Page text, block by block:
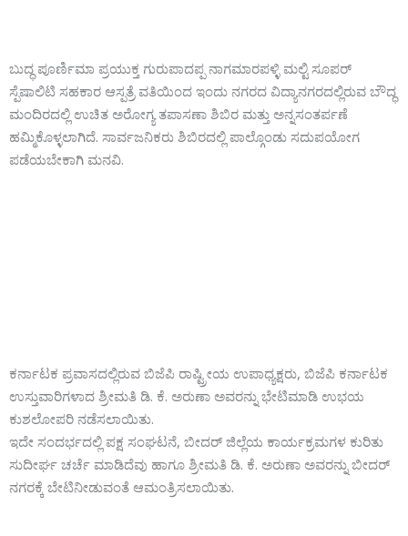
ಬುದ್ಧ ಪೂರ್ಣಿಮಾ ಪ್ರಯುಕ್ತ ಗುರುಪಾದಪ್ಪ ನಾಗಮಾರಪಳ್ಳಿ ಮಲ್ಟಿ ಸೂಪರ್
ಸ್ಪೆಷಾಲಿಟಿ ಸಹಕಾರ ಆಸ್ಪತ್ರೆ ವತಿಯಿಂದ ಇಂದು ನಗರದ ವಿದ್ಯಾನಗರದಲ್ಲಿರುವ ಬೌದ್ಧ
ಮಂದಿರದಲ್ಲಿ ಉಚಿತ ಅರೋಗ್ಯ ತಪಾಸಣಾ ಶಿಬಿರ ಮತ್ತು ಅನ್ನಸಂತರ್ಪಣೆ
ಹಮ್ಮಿಕೊಳ್ಳಲಾಗಿದೆ. ಸಾರ್ವಜನಿಕರು ಶಿಬಿರದಲ್ಲಿ ಪಾಲ್ಗೊಂಡು ಸದುಪಯೋಗ
ಪಡೆಯಬೇಕಾಗಿ ಮನವಿ.
ಕರ್ನಾಟಕ ಪ್ರವಾಸದಲ್ಲಿರುವ ಬಿಜೆಪಿ ರಾಷ್ಟ್ರೀಯ ಉಪಾಧ್ಯಕ್ಷರು, ಬಿಜೆಪಿ ಕರ್ನಾಟಕ
ಉಸ್ತುವಾರಿಗಳಾದ ಶ್ರೀಮತಿ ಡಿ. ಕೆ. ಅರುಣಾ ಅವರನ್ನು ಭೇಟಿಮಾಡಿ ಉಭಯ
ಕುಶಲೋಪರಿ ನಡೆಸಲಾಯಿತು.
ಇದೇ ಸಂದರ್ಭದಲ್ಲಿ ಪಕ್ಷ ಸಂಘಟನೆ, ಬೀದರ್ ಜಿಲ್ಲೆಯ ಕಾರ್ಯಕ್ರಮಗಳ ಕುರಿತು
ಸುದೀರ್ಘ ಚರ್ಚೆ ಮಾಡಿದೆವು ಹಾಗೂ ಶ್ರೀಮತಿ ಡಿ. ಕೆ. ಅರುಣಾ ಅವರನ್ನು ಬೀದರ್
ನಗರಕ್ಕೆ ಬೇಟಿನೀಡುವಂತೆ ಆಮಂತ್ರಿಸಲಾಯಿತು.